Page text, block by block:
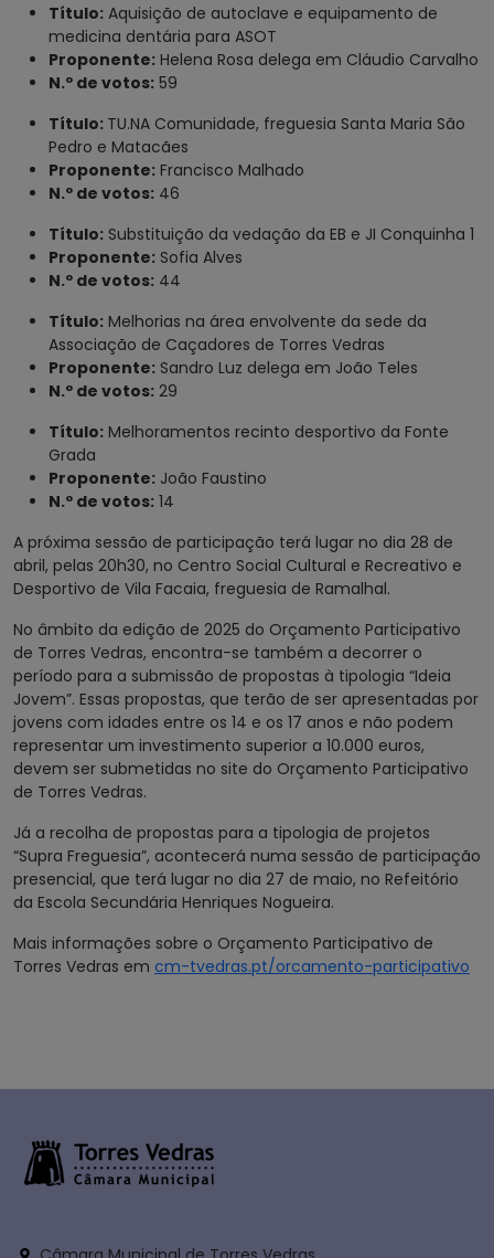
Título: Aquisição de autoclave e equipamento de
medicina dentária para ASOT
Proponente: Helena Rosa delega em Cláudio Carvalho
N.º de votos: 59
Título: TU.NA Comunidade, freguesia Santa Maria São
Pedro e Matacães
Proponente: Francisco Malhado
N.º de votos: 46
Título: Substituição da vedação da EB e JI Conquinha 1
Proponente: Sofia Alves
N.º de votos: 44
Título: Melhorias na área envolvente da sede da
Associação de Caçadores de Torres Vedras
Proponente: Sandro Luz delega em João Teles
N.º de votos: 29
Título: Melhoramentos recinto desportivo da Fonte
Grada
Proponente: João Faustino
N.º de votos: 14
A próxima sessão de participação terá lugar no dia 28 de
abril, pelas 20h30, no Centro Social Cultural e Recreativo e
Desportivo de Vila Facaia, freguesia de Ramalhal.
No âmbito da edição de 2025 do Orçamento Participativo
de Torres Vedras, encontra-se também a decorrer o
período para a submissão de propostas à tipologia “Ideia
Jovem”. Essas propostas, que terão de ser apresentadas por
jovens com idades entre os 14 e os 17 anos e não podem
representar um investimento superior a 10.000 euros,
devem ser submetidas no site do Orçamento Participativo
de Torres Vedras.
Já a recolha de propostas para a tipologia de projetos
“Supra Freguesia”, acontecerá numa sessão de participação
presencial, que terá lugar no dia 27 de maio, no Refeitório
da Escola Secundária Henriques Nogueira.
Mais informações sobre o Orçamento Participativo de
Torres Vedras em cm-tvedras.pt/orcamento-participativo